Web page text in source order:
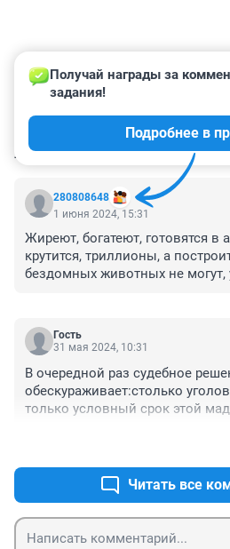
КОММЕНТАРИИ 2
280808648
Получай награды за
задания!
Подробнее в
1 июня 2024, 15:31
Жиреют, богатеют, готовятся в
крутится, триллионы, а
бездомных животных не могут,
богатеет не в Бога, а в свою
Гость
31 мая 2024, 10:31
В очередной раз судебное
обескураживает:столько
только условный срок этой
Кузнецов(печально известный
и не только!!!). Не только не
запретили заниматься
результат,масса обманутых
Читать все